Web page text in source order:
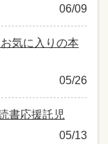
06/09
気に入りの本
05/26
書応援託児
05/13